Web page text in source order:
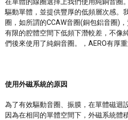
驅動單體，並提供豐厚的低頻層次感。
圈，如所謂的CCAW音圈(銅包鋁音圈)
有限的腔體空間下低頻下潛較差，不像
們後來使用了純銅音圈。，AERO有厚重
使用外磁系統的原因
為了有效驅動音圈、振膜，在單體磁迴
因為在相同的單體空間下，外磁系統體